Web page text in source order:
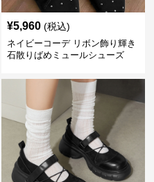
¥5,960 (税込)
ネイビーコーデ リボン飾り輝き
石散りばめミュールシューズ